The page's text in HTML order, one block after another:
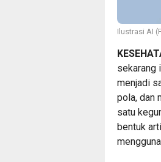
Ilustrasi AI
sekarang
menjadi
pola, dan
satu
bentuk